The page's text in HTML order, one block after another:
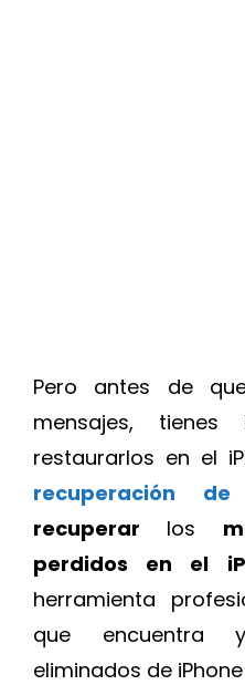
Pero antes de
mensajes,
restaurarlos en el
recuperación
recuperar los
perdidos en el
herramienta
que encuentra
eliminados de